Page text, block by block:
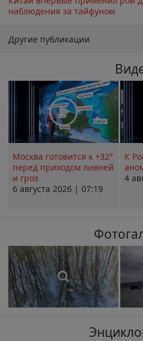
наблюдения за тайфуном
Другие публикации
Москва готовится к +32°
перед приходом ливней
и гроз
6 августа 2026 | 07:19
К
4